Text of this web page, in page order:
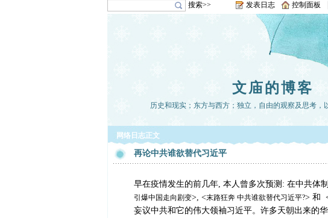
搜索>> 发表日志 控制面板
文庙的博客
历史和现实；东方与西方；独立，自由的观察及思考，
网络日志正文
再论中共谁欲替代习近平
早在疫情发生的前几年, 本人曾多次预测: 在中共体
引爆中国走向剧变>, <末路狂奔 中共谁欲替代习近平?> 和
妄议中共和它的伟大领袖习近平。许多天朝出来的